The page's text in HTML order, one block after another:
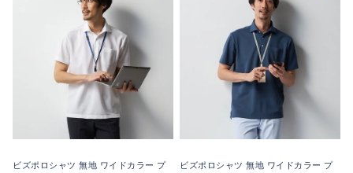
ビズポロシャツ 無地 ワイドカラー プ
ビズポロシャツ 無地 ワイドカラー プ